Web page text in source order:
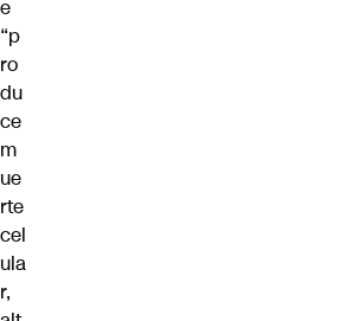
e
“p
ro
du
ce
m
ue
rte
cel
ula
r,